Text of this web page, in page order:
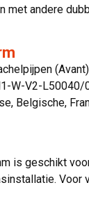
met andere
W-V2-
Belgische,
is geschikt
Voor